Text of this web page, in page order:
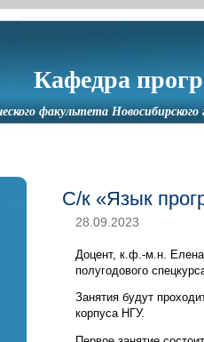
Кафедра
факультета Новосибирского
С/к «Язык
28.09.2023
Доцент, к.ф.-м.н. Елена
полугодового
Занятия будут
корпуса НГУ.